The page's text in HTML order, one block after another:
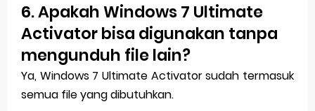
6. Apakah Windows 7 Ultimate
Activator bisa digunakan tanpa
mengunduh file lain?
Ya, Windows 7 Ultimate Activator sudah termasuk
semua file yang dibutuhkan.